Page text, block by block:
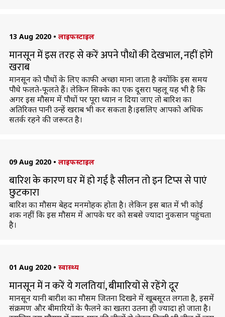
13 Aug 2020 • लाइफस्टाइल
मानसून में इस तरह से करें अपने पौधों की देखभाल, नहीं होंगे
खराब
मानसून को पौधों के लिए काफी अच्छा माना जाता है क्योंकि इस समय
पौधे फलते-फूलते हैं। लेकिन सिक्के का एक दूसरा पहलू यह भी है कि
अगर इस मौसम में पौधों पर पूरा ध्यान न दिया जाए तो बारिश का
अतिरिक्त पानी उन्हें खराब भी कर सकता है।इसलिए आपको अधिक
सतर्क रहने की जरूरत है।
09 Aug 2020 • लाइफस्टाइल
बारिश के कारण घर में हो गई है सीलन तो इन टिप्स से पाएं
छुटकारा
बारिश का मौसम बेहद मनमोहक होता है। लेकिन इस बात में भी कोई
शक नहीं कि इस मौसम में आपके घर को सबसे ज्यादा नुकसान पहुंचता
है।
01 Aug 2020 • स्वास्थ्य
मानसून में न करें ये गलतियां, बीमारियों से रहेंगे दूर
मानसून यानी बारीश का मौसम जितना दिखने में खूबसूरत लगता है, इसमें
संक्रमण और बीमारियों के फैलने का खतरा उतना ही ज्यादा हो जाता है।